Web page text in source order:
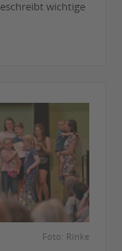
wichtige
Foto: Rinke